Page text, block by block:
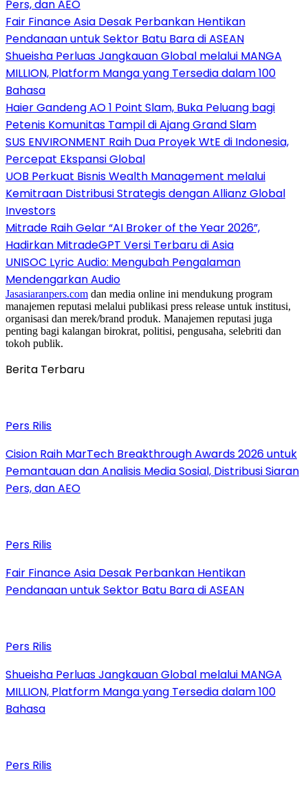
Pers, dan AEO
Fair Finance Asia Desak Perbankan Hentikan
Pendanaan untuk Sektor Batu Bara di ASEAN
Shueisha Perluas Jangkauan Global melalui MANGA
MILLION, Platform Manga yang Tersedia dalam 100
Bahasa
Haier Gandeng AO 1 Point Slam, Buka Peluang bagi
Petenis Komunitas Tampil di Ajang Grand Slam
SUS ENVIRONMENT Raih Dua Proyek WtE di Indonesia,
Percepat Ekspansi Global
UOB Perkuat Bisnis Wealth Management melalui
Kemitraan Distribusi Strategis dengan Allianz Global
Investors
Mitrade Raih Gelar “AI Broker of the Year 2026”,
Hadirkan MitradeGPT Versi Terbaru di Asia
UNISOC Lyric Audio: Mengubah Pengalaman
Mendengarkan Audio
Jasasiaranpers.com dan media online ini mendukung program
manajemen reputasi melalui publikasi press release untuk institusi,
organisasi dan merek/brand produk. Manajemen reputasi juga
penting bagi kalangan birokrat, politisi, pengusaha, selebriti dan
tokoh publik.
Berita Terbaru
Pers Rilis
Cision Raih MarTech Breakthrough Awards 2026 untuk
Pemantauan dan Analisis Media Sosial, Distribusi Siaran
Pers, dan AEO
Pers Rilis
Fair Finance Asia Desak Perbankan Hentikan
Pendanaan untuk Sektor Batu Bara di ASEAN
Pers Rilis
Shueisha Perluas Jangkauan Global melalui MANGA
MILLION, Platform Manga yang Tersedia dalam 100
Bahasa
Pers Rilis